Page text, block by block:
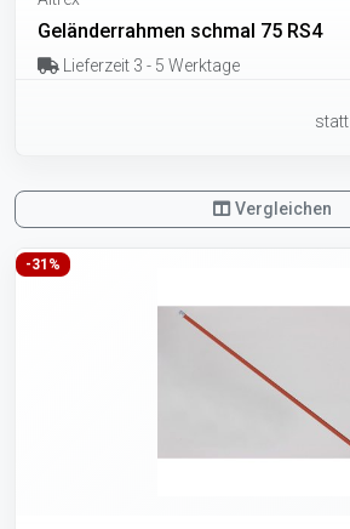
Geländerrahmen schmal 75 RS4
Lieferzeit 3 - 5 Werktage
statt
Vergleichen
-31%